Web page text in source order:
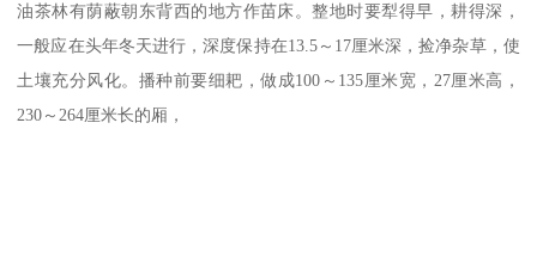
油茶林有荫蔽朝东背西的地方作苗床。整地时要犁得早，耕得深，
一般应在头年冬天进行，深度保持在13.5～17厘米深，捡净杂草，使
土壤充分风化。播种前要细耙，做成100～135厘米宽，27厘米高，
230～264厘米长的厢，